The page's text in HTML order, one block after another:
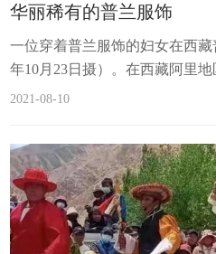
华丽稀有的普兰服饰
一位穿着普兰服饰的妇女在西
年10月23日摄）。在西藏阿里
独特的藏族服饰——普兰服饰，
几百年，每逢节日盛典时才穿
松石、玛瑙、珊瑚、珍珠、田
百万元不等。新华社记者文涛
2021-08-10